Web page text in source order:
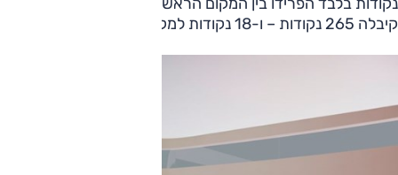
קיבלה 265 נקודות – ו-18 נקודות למקום השלישי, כאמור יונדאי איוניק 5.